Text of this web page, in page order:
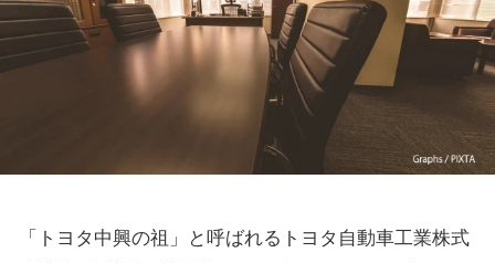
「トヨタ中興の祖」と呼ばれるトヨタ自動車工業株式